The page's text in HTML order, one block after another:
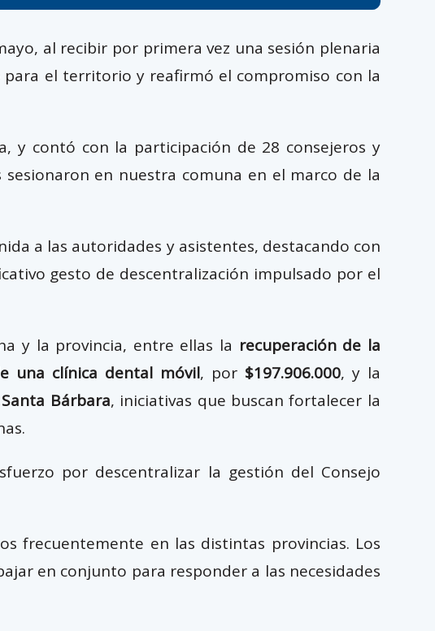
al recibir por primera vez una sesión plenaria
para el territorio y reafirmó el compromiso con la
y contó con la participación de 28 consejeros y
en nuestra comuna en el marco de la
a las autoridades y asistentes, destacando con
gesto de descentralización impulsado por el
y la provincia, entre ellas la recuperación de la
una clínica dental móvil, por $197.906.000, y la
Bárbara, iniciativas que buscan fortalecer la
por descentralizar la gestión del Consejo
frecuentemente en las distintas provincias. Los
en conjunto para responder a las necesidades